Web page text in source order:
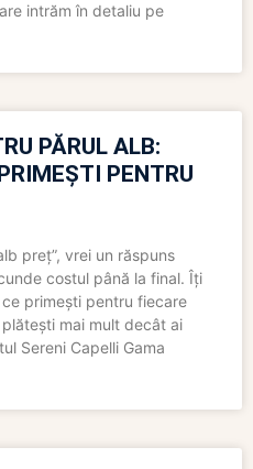
intrăm în detaliu pe
PĂRUL ALB:
PENTRU
preț”, vrei un răspuns
costul până la final. Îți
primești pentru fiecare
mai mult decât ai
Sereni Capelli Gama